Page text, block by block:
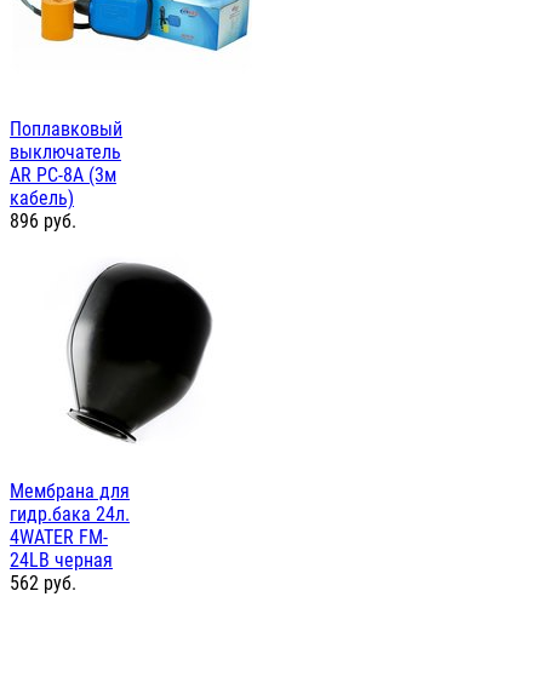
Поплавковый
выключатель
AR PC-8A (3м
кабель)
896 руб.
Мембрана для
гидр.бака 24л.
4WATER FM-
24LB черная
562 руб.